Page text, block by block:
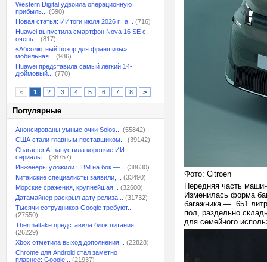
Western Digital удвоила операционную
прибыль...
(590)
Новая статья: ИИтоги июля 2026 г.: а...
(716)
Huawei выпустила смартфон Nova 16 SE с
очень...
(817)
«Абсолютный позор для франшизы»:
мобильная...
(986)
Huawei представила самый лёгкий 14-
дюймовый...
(770)
< 1 2 3 4 5 6 7 8 >
Популярные
Анонсированы умные очки Solos...
(55842)
США стали главным поставщиком...
(39142)
Character.AI запустила короткие ИИ-
сериалы...
(38757)
Инженеры уложили HBM на бок —...
(38630)
Китайские специалисты заявили,...
(33490)
Морские сражения, крупнейшая...
(32600)
Датамайнер раскрыл дату релиза...
(31732)
Тысячи сотрудников Google требуют...
(27550)
Thermaltake представила блок питания,...
(26229)
Xbox отметила выход дополнения...
(22828)
Chrome для Android стал заметно
плавнее: Google...
(21937)
Фото: Citroen
Передняя часть
Изменилась форма
багажника — 651
пол, раздельно
для семейного